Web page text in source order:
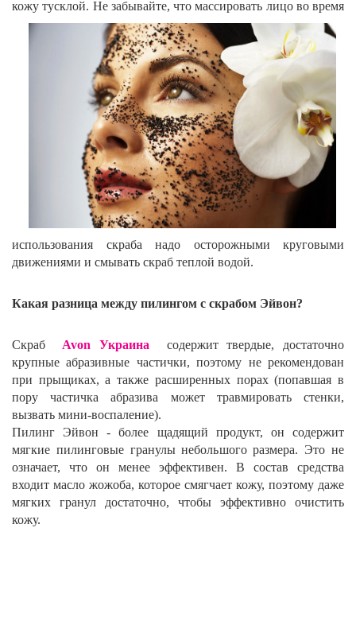
кожу тусклой. Не забывайте, что массировать лицо во время
использования скраба надо осторожными круговыми
движениями и смывать скраб теплой водой.
Какая разница между пилингом с скрабом Эйвон?
Скраб Avon Украина
содержит твердые, достаточно
крупные абразивные частички, поэтому не рекомендован
при прыщиках, а также расширенных порах (попавшая в
пору частичка абразива может травмировать стенки,
вызвать мини-воспаление).
Пилинг Эйвон - более щадящий продукт, он содержит
мягкие пилинговые гранулы небольшого размера. Это не
означает, что он менее эффективен. В состав средства
входит масло жожоба, которое смягчает кожу, поэтому даже
мягких гранул достаточно, чтобы эффективно очистить
кожу.